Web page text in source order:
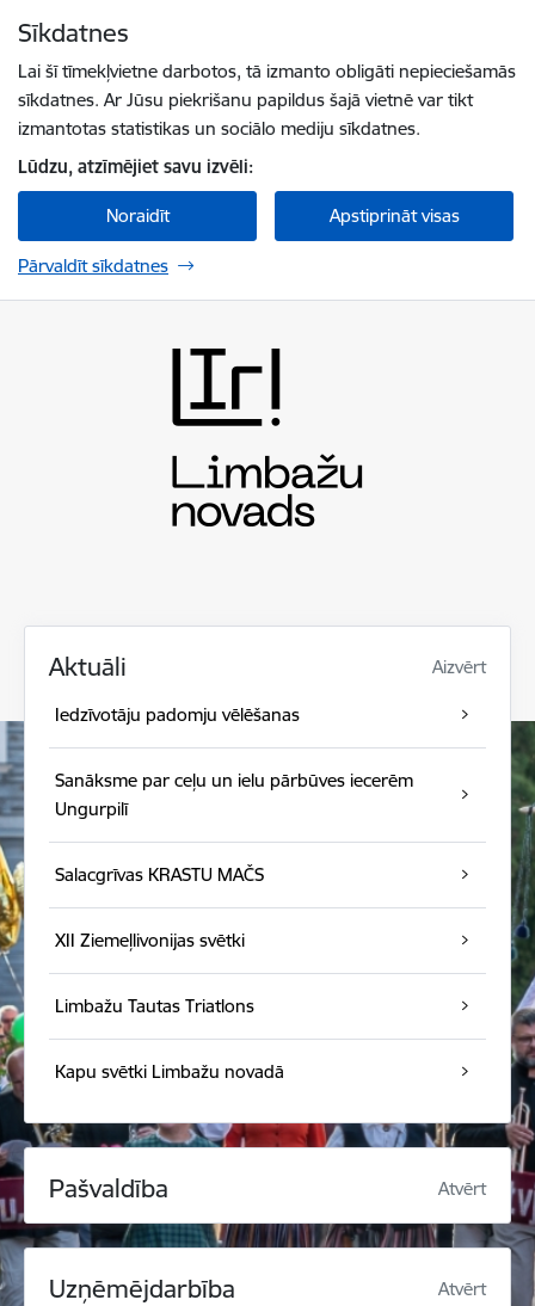
Sīkdatnes
Lai šī tīmekļvietne darbotos, tā izmanto obligāti nepieciešamās
sīkdatnes. Ar Jūsu piekrišanu papildus šajā vietnē var tikt
izmantotas statistikas un sociālo mediju sīkdatnes.
Lūdzu, atzīmējiet savu izvēli:
Noraidīt Apstiprināt visas
Pārvaldīt sīkdatnes
Aktuāli Aizvērt
Iedzīvotāju padomju vēlēšanas
Sanāksme par ceļu un ielu pārbūves iecerēm
Ungurpilī
Salacgrīvas KRASTU MAČS
XII Ziemeļlivonijas svētki
Limbažu Tautas Triatlons
Kapu svētki Limbažu novadā
Pašvaldība Atvērt
Uzņēmējdarbība Atvērt